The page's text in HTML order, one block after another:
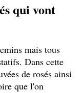
qui vont
mais tous
Dans cette
de rosés ainsi
que l'on